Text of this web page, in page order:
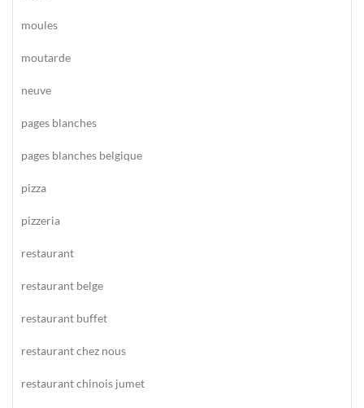
moules
moutarde
neuve
pages blanches
pages blanches belgique
pizza
pizzeria
restaurant
restaurant belge
restaurant buffet
restaurant chez nous
restaurant chinois jumet